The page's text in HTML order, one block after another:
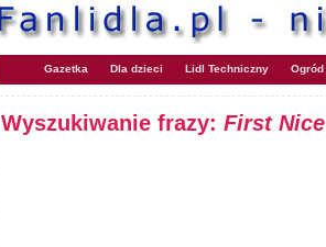
Gazetka Dla dzieci Lidl Techniczny Ogród
Wyszukiwanie frazy: First Nice